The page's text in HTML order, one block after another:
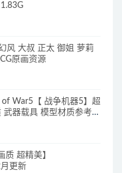
风 大叔 正太 御姐 萝莉
原画资源
of War5【 战争机器5】超
器载具 模型材质参考图
质 超精美】
更新